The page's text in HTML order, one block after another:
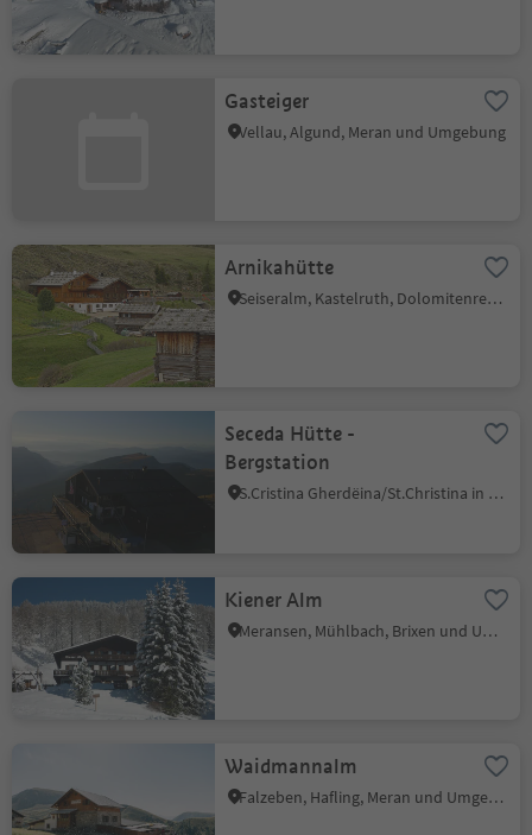
Gasteiger
Vellau, Algund, Meran und Umgebung
Arnikahütte
Seiseralm, Kastelruth, Dolomitenregion Seiser Alm
Seceda Hütte -
Bergstation
S.Cristina Gherdëina/St.Christina in Gröden, St.Christina in Gröden, Dolomitenregion Gröden
Kiener Alm
Meransen, Mühlbach, Brixen und Umgebung
Waidmannalm
Falzeben, Hafling, Meran und Umgebung